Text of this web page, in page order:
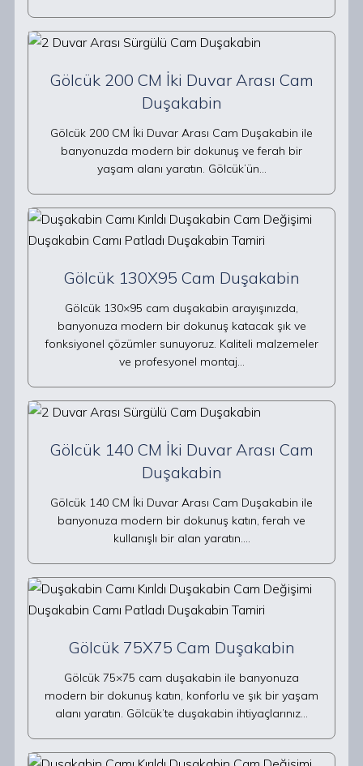
Gölcük 200 CM İki Duvar Arası Cam
Duşakabin
Gölcük 200 CM İki Duvar Arası Cam Duşakabin ile
banyonuzda modern bir dokunuş ve ferah bir
yaşam alanı yaratın. Gölcük’ün…
Gölcük 130X95 Cam Duşakabin
Gölcük 130×95 cam duşakabin arayışınızda,
banyonuza modern bir dokunuş katacak şık ve
fonksiyonel çözümler sunuyoruz. Kaliteli malzemeler
ve profesyonel montaj…
Gölcük 140 CM İki Duvar Arası Cam
Duşakabin
Gölcük 140 CM İki Duvar Arası Cam Duşakabin ile
banyonuza modern bir dokunuş katın, ferah ve
kullanışlı bir alan yaratın.…
Gölcük 75X75 Cam Duşakabin
Gölcük 75×75 cam duşakabin ile banyonuza
modern bir dokunuş katın, konforlu ve şık bir yaşam
alanı yaratın. Gölcük’te duşakabin ihtiyaçlarınız…